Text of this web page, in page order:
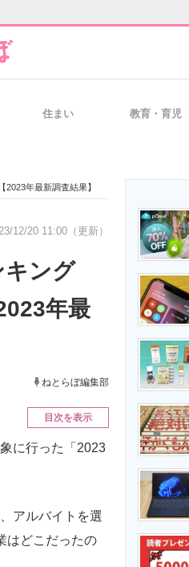
経営リーダーのコミュニティ
製造業のIT導入・活用を支援
エネルギーの専門メディア
住まい 教育・育児
年最新調査結果】
12/20 11:00（更新）
キング
年最
ねとらぼ編集部
目次を表示
に行った「2023
アルバイトを選
はどこだったの